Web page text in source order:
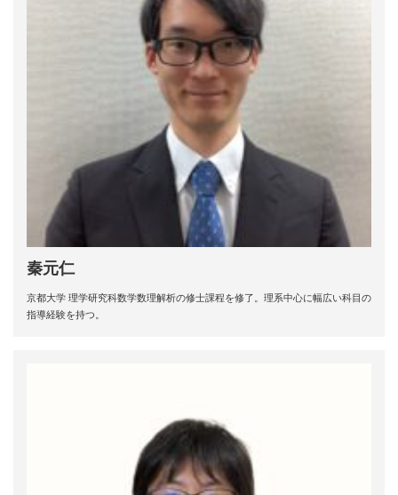
秦元仁
京都大学 理学研究科数学数理解析の修士課程を修了。理系中心に幅広い科目の
指導経験を持つ。